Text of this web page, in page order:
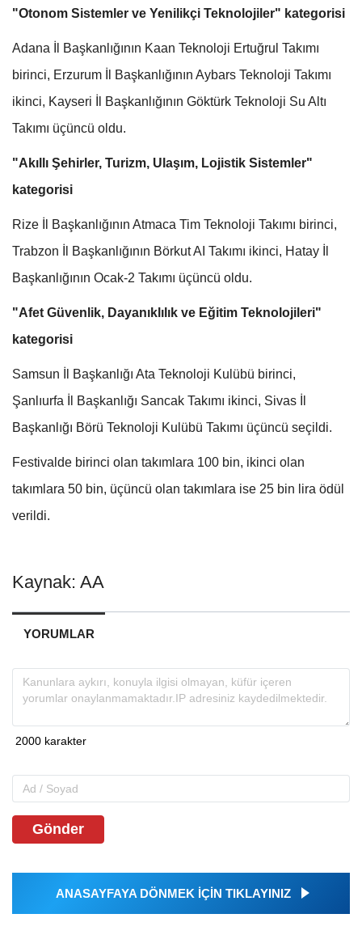
"Otonom Sistemler ve Yenilikçi Teknolojiler" kategorisi
Adana İl Başkanlığının Kaan Teknoloji Ertuğrul Takımı
birinci, Erzurum İl Başkanlığının Aybars Teknoloji Takımı
ikinci, Kayseri İl Başkanlığının Göktürk Teknoloji Su Altı
Takımı üçüncü oldu.
"Akıllı Şehirler, Turizm, Ulaşım, Lojistik Sistemler"
kategorisi
Rize İl Başkanlığının Atmaca Tim Teknoloji Takımı birinci,
Trabzon İl Başkanlığının Börkut AI Takımı ikinci, Hatay İl
Başkanlığının Ocak-2 Takımı üçüncü oldu.
"Afet Güvenlik, Dayanıklılık ve Eğitim Teknolojileri"
kategorisi
Samsun İl Başkanlığı Ata Teknoloji Kulübü birinci,
Şanlıurfa İl Başkanlığı Sancak Takımı ikinci, Sivas İl
Başkanlığı Börü Teknoloji Kulübü Takımı üçüncü seçildi.
Festivalde birinci olan takımlara 100 bin, ikinci olan
takımlara 50 bin, üçüncü olan takımlara ise 25 bin lira ödül
verildi.
Kaynak: AA
YORUMLAR
Gönder
ANASAYFAYA DÖNMEK İÇİN TIKLAYINIZ